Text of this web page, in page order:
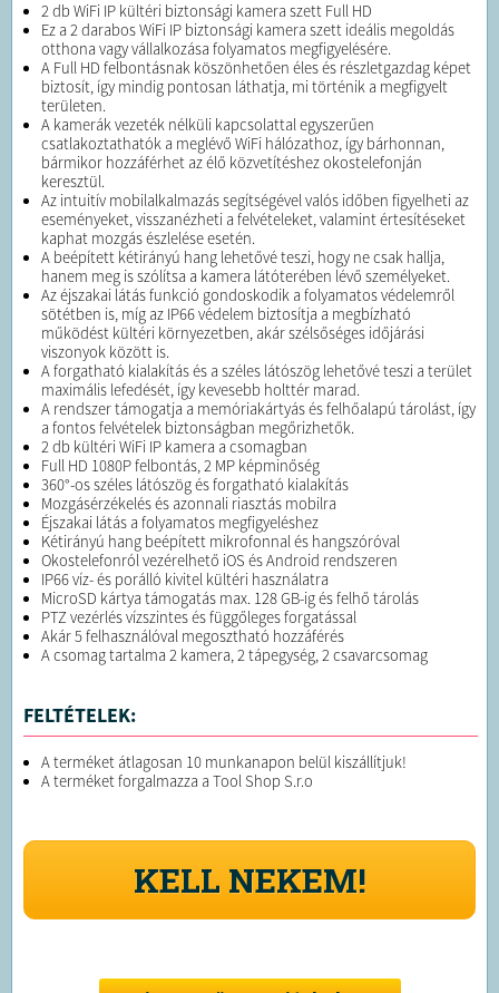
2 db WiFi IP kültéri biztonsági kamera szett Full HD
Ez a 2 darabos WiFi IP biztonsági kamera szett ideális megoldás
otthona vagy vállalkozása folyamatos megfigyelésére.
A Full HD felbontásnak köszönhetően éles és részletgazdag képet
biztosít, így mindig pontosan láthatja, mi történik a megfigyelt
területen.
A kamerák vezeték nélküli kapcsolattal egyszerűen
csatlakoztathatók a meglévő WiFi hálózathoz, így bárhonnan,
bármikor hozzáférhet az élő közvetítéshez okostelefonján
keresztül.
Az intuitív mobilalkalmazás segítségével valós időben figyelheti az
eseményeket, visszanézheti a felvételeket, valamint értesítéseket
kaphat mozgás észlelése esetén.
A beépített kétirányú hang lehetővé teszi, hogy ne csak hallja,
hanem meg is szólítsa a kamera látóterében lévő személyeket.
Az éjszakai látás funkció gondoskodik a folyamatos védelemről
sötétben is, míg az IP66 védelem biztosítja a megbízható
működést kültéri környezetben, akár szélsőséges időjárási
viszonyok között is.
A forgatható kialakítás és a széles látószög lehetővé teszi a terület
maximális lefedését, így kevesebb holttér marad.
A rendszer támogatja a memóriakártyás és felhőalapú tárolást, így
a fontos felvételek biztonságban megőrizhetők.
2 db kültéri WiFi IP kamera a csomagban
Full HD 1080P felbontás, 2 MP képminőség
360°-os széles látószög és forgatható kialakítás
Mozgásérzékelés és azonnali riasztás mobilra
Éjszakai látás a folyamatos megfigyeléshez
Kétirányú hang beépített mikrofonnal és hangszóróval
Okostelefonról vezérelhető iOS és Android rendszeren
IP66 víz- és porálló kivitel kültéri használatra
MicroSD kártya támogatás max. 128 GB-ig és felhő tárolás
PTZ vezérlés vízszintes és függőleges forgatással
Akár 5 felhasználóval megosztható hozzáférés
A csomag tartalma 2 kamera, 2 tápegység, 2 csavarcsomag
FELTÉTELEK:
A terméket átlagosan 10 munkanapon belül kiszállítjuk!
A terméket forgalmazza a Tool Shop S.r.o
KELL NEKEM!